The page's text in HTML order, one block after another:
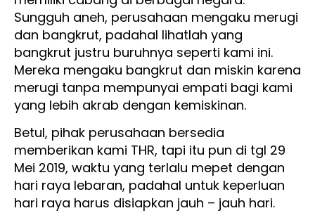
Sungguh aneh, perusahaan mengaku merugi
dan bangkrut, padahal lihatlah yang
bangkrut justru buruhnya seperti kami ini.
Mereka mengaku bangkrut dan miskin karena
merugi tanpa mempunyai empati bagi kami
yang lebih akrab dengan kemiskinan.
Betul, pihak perusahaan bersedia
memberikan kami THR, tapi itu pun di tgl 29
Mei 2019, waktu yang terlalu mepet dengan
hari raya lebaran, padahal untuk keperluan
hari raya harus disiapkan jauh – jauh hari.